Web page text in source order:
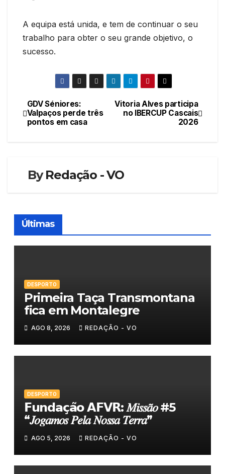
A equipa está unida, e tem de continuar o seu
trabalho para obter o seu grande objetivo, o
sucesso.
Navegação
de
Vitoria Alves participa
no IBERCUP Cascais
2026
GDV Séniores:
Valpaços perde três
pontos em casa
ByRedação - VO
Últimas
DESPORTO
Primeira Taça Transmontana
fica em Montalegre
AGO 8, 2026 REDAÇÃO - VO
DESPORTO
𝗙𝘂𝗻𝗱𝗮𝗰̧𝗮̃𝗼 𝗔𝗙𝗩𝗥: 𝑀𝑖𝑠𝑠𝑎̃𝑜 #5
“𝐽𝑜𝑔𝑎𝑚𝑜𝑠 𝑃𝑒𝑙𝑎 𝑁𝑜𝑠𝑠𝑎 𝑇𝑒𝑟𝑟𝑎”
AGO 5, 2026 REDAÇÃO - VO